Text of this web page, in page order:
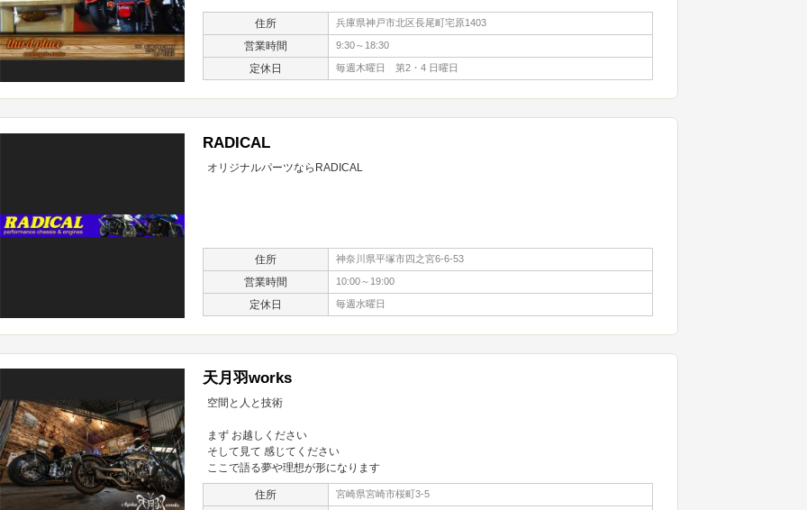
住所 兵庫県神戸市北区長尾町宅原1403
営業時間 9:30～18:30
定休日 毎週木曜日 第2・4 日曜日
RADICAL
オリジナルパーツならRADICAL
住所 神奈川県平塚市四之宮6-6-53
営業時間 10:00～19:00
定休日 毎週水曜日
天月羽works
空間と人と技術
まず お越しください
そして見て 感じてください
ここで語る夢や理想が形になります
住所 宮崎県宮崎市桜町3-5